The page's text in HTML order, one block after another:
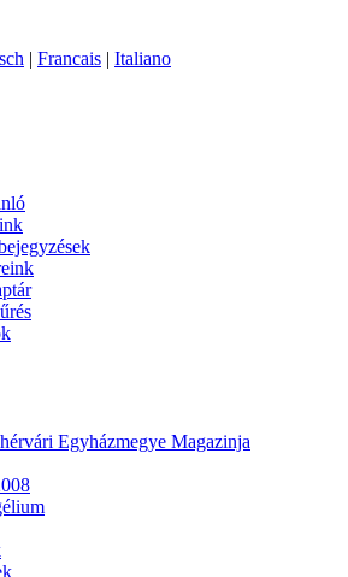
| Francais | Italiano
Egyházmegye Magazinja